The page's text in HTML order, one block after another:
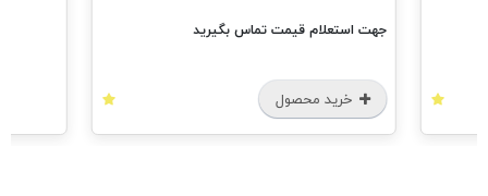
جهت استعلام قیمت تماس بگیرید
خرید محصول